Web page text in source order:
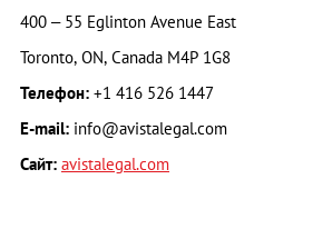
400 – 55 Eglinton Avenue East
Toronto, ON, Canada M4P 1G8
Телефон: +1 416 526 1447
E-mail: info@avistalegal.com
Сайт: avistalegal.com